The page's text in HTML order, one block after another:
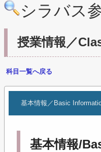
シラバス
授業情報／
科目一覧へ戻る
基本情報／Basic
基本情報/